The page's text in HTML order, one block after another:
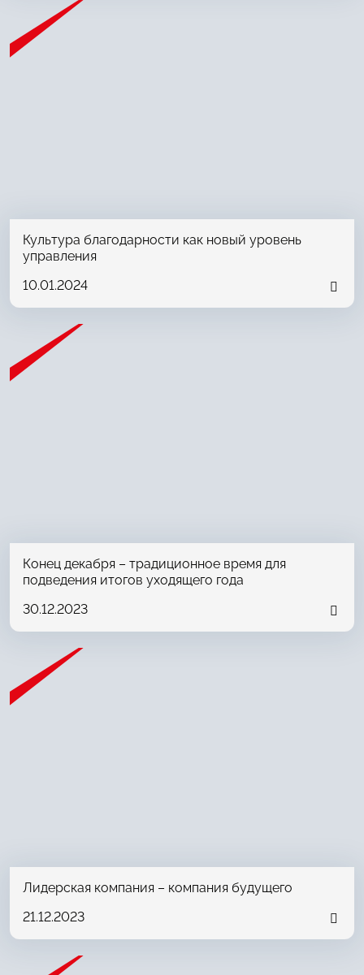
Культура благодарности как новый уровень
управления
10.01.2024
Конец декабря – традиционное время для
подведения итогов уходящего года
30.12.2023
Лидерская компания – компания будущего
21.12.2023